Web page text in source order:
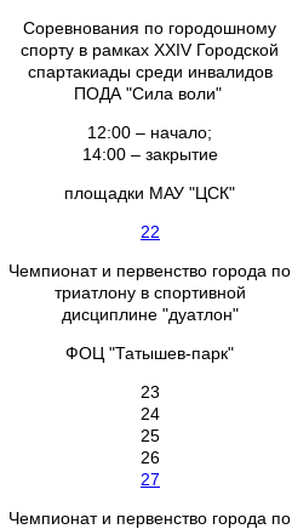
Соревнования по городошному
спорту в рамках XXIV Городской
спартакиады среди инвалидов
ПОДА "Сила воли"
12:00 – начало;
14:00 – закрытие
площадки МАУ "ЦСК"
22
Чемпионат и первенство города по
триатлону в спортивной
дисциплине "дуатлон"
ФОЦ "Татышев-парк"
23
24
25
26
27
Чемпионат и первенство города по